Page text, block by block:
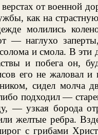
от военной
как на
молились
— наглухо
и смола. В
и побега он,
его не жаловал и
сидел молча
подходил —
— узкая борода
желтые ребра.
с грибами